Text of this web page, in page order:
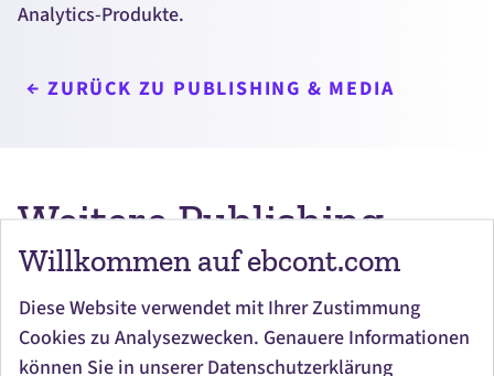
Willkommen auf ebcont.com
Diese Website verwendet mit Ihrer Zustimmung
Cookies zu Analysezwecken. Genauere Informationen
können Sie in unserer Datenschutzerklärung
Analytics-Produkte.
ZURÜCK ZU PUBLISHING & MEDIA
Weitere Publishing
Services